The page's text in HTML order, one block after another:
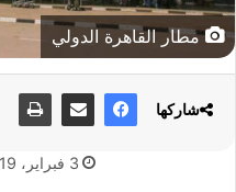
مطار القاهرة الدولي
3 فبراير، 2019
شاركها